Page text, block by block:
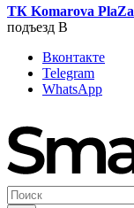
ТК Komarova PlaZa
подъезд В
Вконтакте
Telegram
WhatsApp